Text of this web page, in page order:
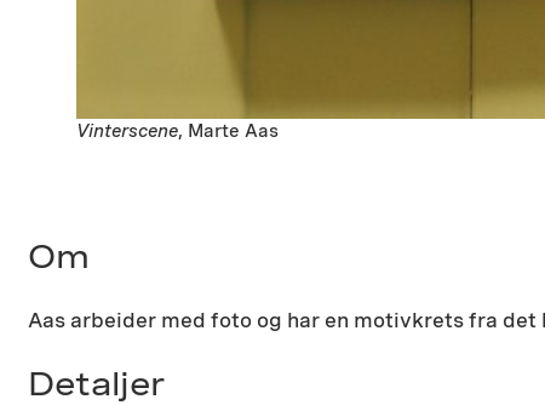
Vinterscene, Marte Aas
Om
Aas arbeider med foto og har en motivkrets fra
Detaljer